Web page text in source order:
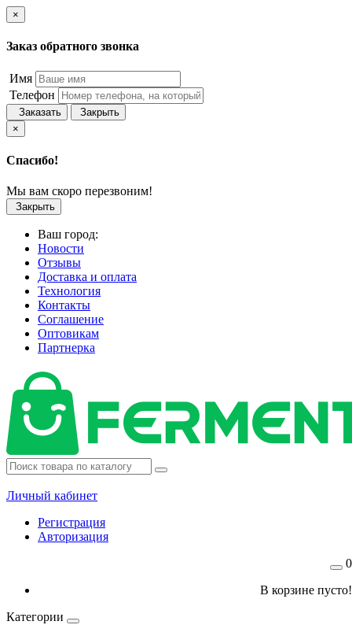
×
Заказ обратного звонка
Имя
Телефон
Заказать
Закрыть
×
Спасибо!
Мы вам скоро перезвоним!
Закрыть
Ваш город:
Новости
Отзывы
Доставка и оплата
Технология
Контакты
Соглашение
Оптовикам
Партнерка
Личный кабинет
Регистрация
Авторизация
0
В корзине пусто!
Категории